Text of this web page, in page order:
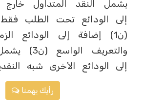
يشمل النقد المتداول خارج
(ن1) إضافة إلى الودائع
إلى الودائع الأخرى شبه
رأيك يهمنا